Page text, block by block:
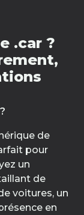
.car ?
de
pour
un
de
voitures, un
en